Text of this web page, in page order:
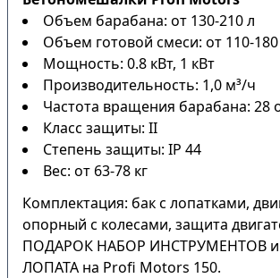
Объем барабана: от 130-210 л
Объем готовой смеси: от 110-180
Мощность: 0.8 кВт, 1 кВт
Производительность: 1,0 м³/ч
Частота вращения барабана: 28
Класс защиты: II
Степень защиты: IP 44
Вес: от 63-78 кг
Комплектация: бак с лопатками,
опорный с колесами, защита
ПОДАРОК НАБОР ИНСТРУМЕНТОВ
ЛОПАТА на Profi Motors 150.